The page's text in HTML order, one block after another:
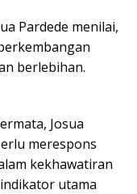
Pardede menilai,
berlebihan.
Josua
merespons
kekhawatiran
utama